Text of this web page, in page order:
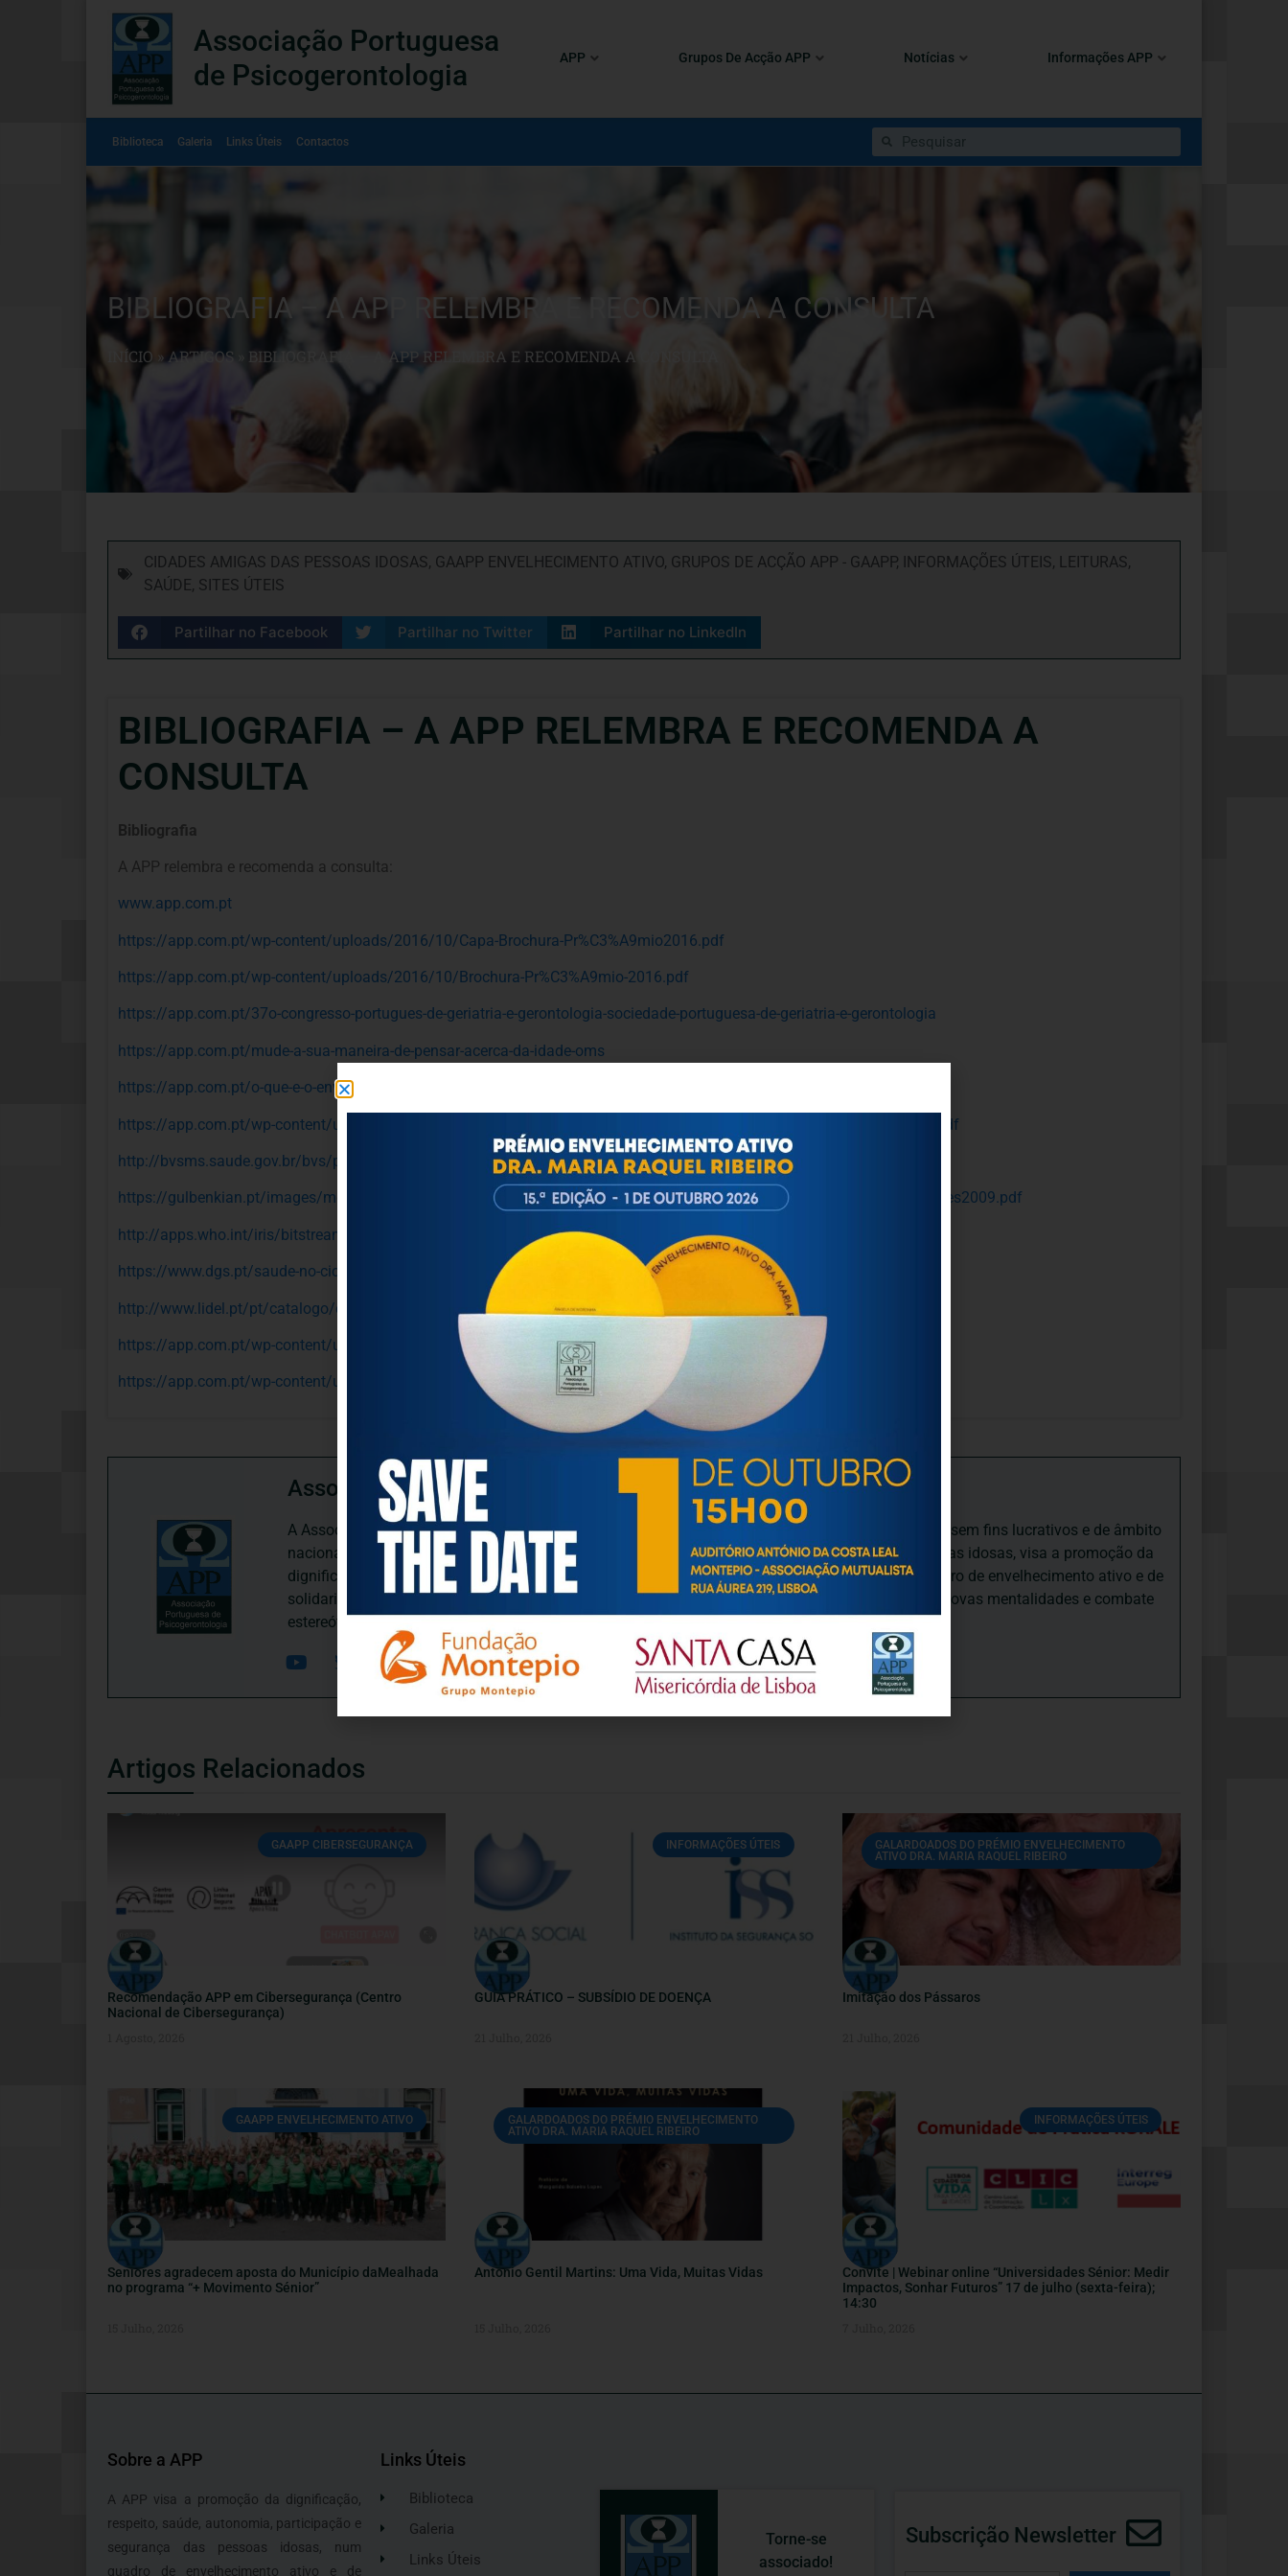
Associação Portuguesa
de Psicogerontologia
APP Grupos De Acção APP Notícias Informações APP
Biblioteca Galeria Links Úteis Contactos
BIBLIOGRAFIA – A APP RELEMBRA E RECOMENDA A CONSULTA
INÍCIO » ARTIGOS BIBLIOGRAFIA – A APP RELEMBRA E RECOMENDA A CONSULTA
CIDADES AMIGAS DAS PESSOAS IDOSAS, GAAPP ENVELHECIMENTO ATIVO, GRUPOS DE ACÇÃO APP - GAAPP, INFORMAÇÕES ÚTEIS, LEITURAS,
SAÚDE, SITES ÚTEIS
Partilhar no Facebook Partilhar no Twitter Partilhar no LinkedIn
BIBLIOGRAFIA – A APP RELEMBRA E RECOMENDA A
CONSULTA
Bibliografia
A APP relembra e recomenda a consulta:
www.app.com.pt
https://app.com.pt/wp-content/uploads/2016/10/Capa-Brochura-Pr%C3%A9mio2016.pdf
https://app.com.pt/wp-content/uploads/2016/10/Brochura-Pr%C3%A9mio-2016.pdf
https://app.com.pt/37o-congresso-portugues-de-geriatria-e-gerontologia-sociedade-portuguesa-de-geriatria-e-gerontologia
https://app.com.pt/mude-a-sua-maneira-de-pensar-acerca-da-idade-oms
https://app.com.pt/o-que-e-o-envelhecimento-ativo
https://app.com.pt/wp-content/uploads/2014/04/ENVELHECIMENTO-ACTIVO_MariaJoaoQuintela11abril2014publicado.pdf
http://bvsms.saude.gov.br/bvs/publicacoes/envelhecimento_ativo.pdf
https://gulbenkian.pt/images/mediaRep/institucional/FTP_files/pdfs/PGDesenvolvimentoHumano/ProjIdosos_GuiaCidades2009.pdf
http://apps.who.int/iris/bitstream/10665/67215/1/WHO_NMH_NPH_02.8.pdf
https://www.dgs.pt/saude-no-ciclo-de-vida/envelhecimento-activo/programas-e-projectos.aspx
http://www.lidel.pt/pt/catalogo/ciencias-da-saude/gerontologia-geriatria/manual-de-envelhecimento-activo/
https://app.com.pt/wp-content/uploads/2017/01/BrochuraPNSPIdosas-1-1.pdf
https://app.com.pt/wp-content/uploads/2017/01/ENV-ATIVO-FPC-idoso-4.pdf
Associação Portuguesa de Psicogerontologia
A Associação Portuguesa de Psicogerontologia-APP, Instituição Particular de Solidariedade Social sem fins lucrativos e de âmbito
nacional, dedica-se às questões biopsicológicas e sociais inerentes ao envelhecimento e às pessoas idosas, visa a promoção da
dignificação, respeito, saúde, autonomia, participação e segurança das pessoas idosas, num quadro de envelhecimento ativo e de
solidariedade intergeracional, e de uma sociedade mais inclusiva para todas as idades, promove novas mentalidades e combate
estereótipos negativos relativamente à idade e ao envelhecimento.
Artigos Relacionados
GAAPP CIBERSEGURANÇA
Recomendação APP em Cibersegurança (Centro
Nacional de Cibersegurança)
INFORMAÇÕES ÚTEIS
GUIA PRÁTICO – SUBSÍDIO DE DOENÇA
GALARDOADOS DO PRÉMIO ENVELHECIMENTO
ATIVO DRA. MARIA RAQUEL RIBEIRO
Imitação dos Pássaros
GAAPP ENVELHECIMENTO ATIVO
Seniores agradecem aposta do Município daMealhada
no programa “+ Movimento Sénior”
GALARDOADOS DO PRÉMIO ENVELHECIMENTO
ATIVO DRA. MARIA RAQUEL RIBEIRO
António Gentil Martins: Uma Vida, Muitas Vidas
INFORMAÇÕES ÚTEIS
Convite | Webinar online “Universidades Sénior: Medir
Impactos, Sonhar Futuros” 17 de julho (sexta-feira);
14:30
Sobre a APP
A APP visa a promoção da dignificação,
respeito, saúde, autonomia, participação e
segurança das pessoas idosas, num
quadro de envelhecimento ativo e de
Links Úteis
Biblioteca
Galeria
Links Úteis
Torne-se
associado!
Subscrição Newsletter